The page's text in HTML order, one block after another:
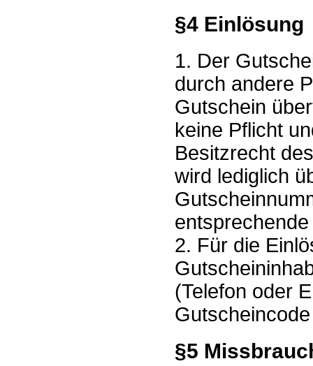
§4 Einlösung
1. Der
durch andere
Gutschein
keine Pflicht
Besitzrecht
wird lediglich
2. Für die
(Telefon oder
§5